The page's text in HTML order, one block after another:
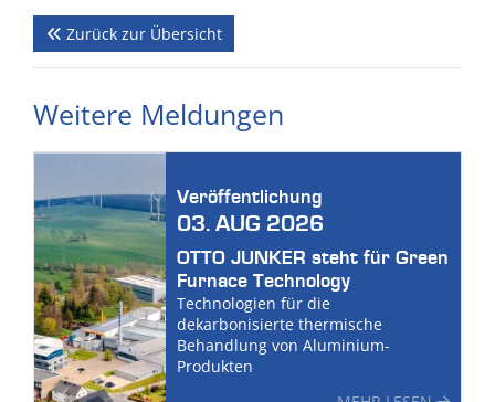
Zurück zur Übersicht
Weitere Meldungen
Veröffentlichung
03. AUG 2026
OTTO JUNKER steht für Green
Furnace Technology
Technologien für die
dekarbonisierte thermische
Behandlung von Aluminium-
Produkten